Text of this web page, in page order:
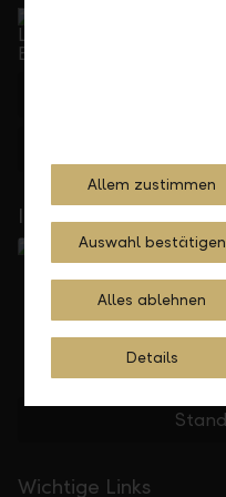
In Ihrer Nähe
Wichtige Links
Allem zustimmen
Auswahl bestätigen
Alles ablehnen
Details